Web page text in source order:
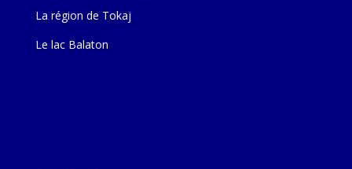
La région de Tokaj
Le lac Balaton